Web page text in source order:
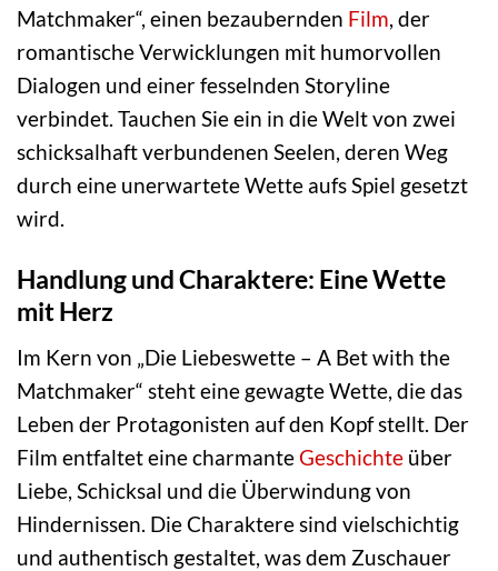
Matchmaker“, einen bezaubernden Film, der
romantische Verwicklungen mit humorvollen
Dialogen und einer fesselnden Storyline
verbindet. Tauchen Sie ein in die Welt von zwei
schicksalhaft verbundenen Seelen, deren Weg
durch eine unerwartete Wette aufs Spiel gesetzt
wird.
Handlung und Charaktere: Eine Wette
mit Herz
Im Kern von „Die Liebeswette – A Bet with the
Matchmaker“ steht eine gewagte Wette, die das
Leben der Protagonisten auf den Kopf stellt. Der
Film entfaltet eine charmanteGeschichte über
Liebe, Schicksal und die Überwindung von
Hindernissen. Die Charaktere sind vielschichtig
und authentisch gestaltet, was dem Zuschauer